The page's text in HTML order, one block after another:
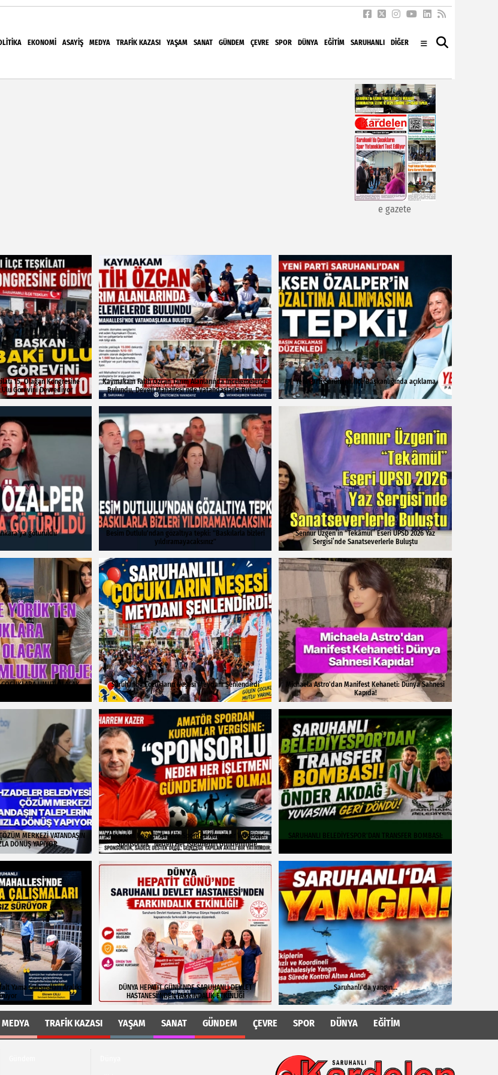
EKONOMI ASAYIŞ MEDYA TRAFIK KAZASI YAŞAM SANAT GÜNDEM ÇEVRE SPOR DÜNYA EĞITIM SARUHANLI DİĞER
15. Olağan Kongresine
Görevini Devrediyor
Kaymakam Fatih Özcan Tarım Alanlarında İncelemelerde
Bulundu, Develi Mahallesi’nde Vatandaşlarla Buluştu
Yeni Parti Saruhanlı İlçe Başkanlığında açıklama
götürüldü
Besim Dutlulu'ndan gözaltıya tepki: "Baskılarla bizleri
yıldıramayacaksınız"
Sennur Üzgen’in “Tekâmül” Eseri UPSD 2026 Yaz
Sergisi’nde Sanatseverlerle Buluştu
UMUT OLACAK
Saruhanlılı Çocukların Neşesi Meydanı Şenlendirdi
Michaela Astro'dan Manifest Kehaneti: Dünya Sahnesi
Kapıda!
MERKEZİ VATANDAŞIN
DÖNÜŞ YAPIYOR
Muharrem Kazer, "Amatör Spordan Kurumlar Vergisine:
"Sponsorluk" Neden Her İşletmenin Gündeminde
Olmalı?"
SARUHANLI BELEDİYESPOR'DAN TRANSFER BOMBASI:
Yama Çalışmaları Aralıksız
DÜNYA HEPATİT GÜNÜ'NDE SARUHANLI DEVLET
HASTANESİ'NDEN FARKINDALIK ETKİNLİĞİ
Saruhanlı'da yangın…
e gazete
MEDYA TRAFIK KAZASI YAŞAM SANAT GÜNDEM ÇEVRE SPOR DÜNYA EĞITIM